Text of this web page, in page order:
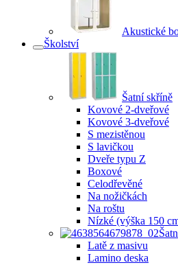
Akustické
Školství
Šatní skříně
Kovové 2-dveřové
Kovové 3-dveřové
S mezistěnou
S lavičkou
Dveře typu Z
Boxové
Celodřevěné
Na nožičkách
Na roštu
Nízké (výška 150
Latě z masivu
Lamino deska